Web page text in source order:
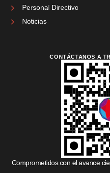
Personal Directivo
Noticias
CONTÁCTANOS A
Comprometidos con el avance